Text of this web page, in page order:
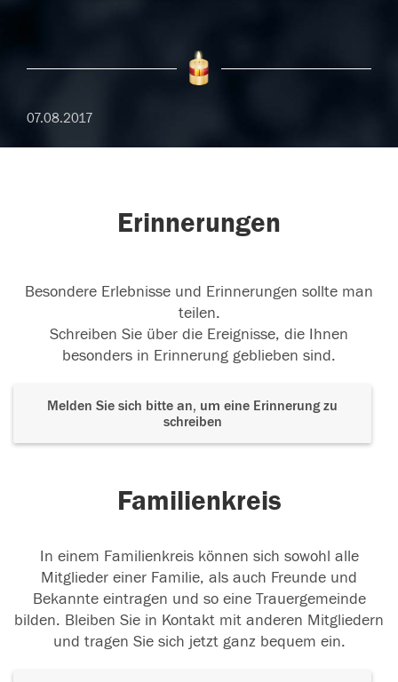
07.08.2017
Erinnerungen
Besondere Erlebnisse und Erinnerungen sollte man
teilen.
Schreiben Sie über die Ereignisse, die Ihnen
besonders in Erinnerung geblieben sind.
Melden Sie sich bitte an, um eine Erinnerung zu
schreiben
Familienkreis
In einem Familienkreis können sich sowohl alle
Mitglieder einer Familie, als auch Freunde und
Bekannte eintragen und so eine Trauergemeinde
bilden. Bleiben Sie in Kontakt mit anderen Mitgliedern
und tragen Sie sich jetzt ganz bequem ein.